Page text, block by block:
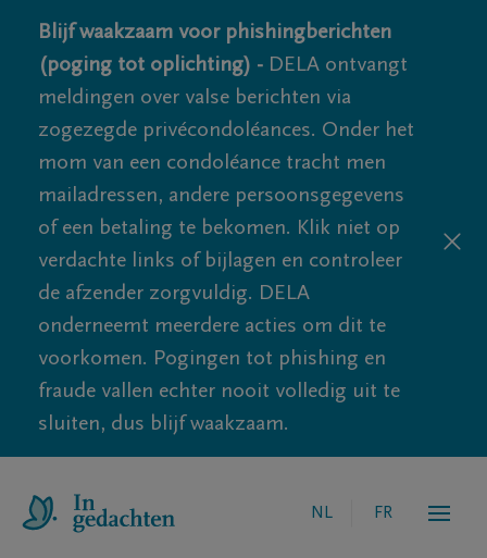
Blijf waakzaam voor phishingberichten
(poging tot oplichting) - DELA ontvangt
meldingen over valse berichten via
zogezegde privécondoléances. Onder het
mom van een condoléance tracht men
mailadressen, andere persoonsgegevens
of een betaling te bekomen. Klik niet op
verdachte links of bijlagen en controleer
de afzender zorgvuldig. DELA
onderneemt meerdere acties om dit te
voorkomen. Pogingen tot phishing en
fraude vallen echter nooit volledig uit te
sluiten, dus blijf waakzaam.
NL FR